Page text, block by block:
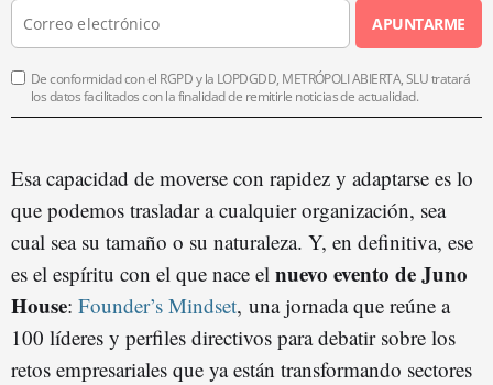
APUNTARME
De conformidad con el RGPD y la LOPDGDD, METRÓPOLI ABIERTA, SLU tratará
los datos facilitados con la finalidad de remitirle noticias de actualidad.
Esa capacidad de moverse con rapidez y adaptarse es lo
que podemos trasladar a cualquier organización, sea
cual sea su tamaño o su naturaleza. Y, en definitiva, ese
es el espíritu con el que nace el nuevo evento de Juno
House: Founder’s Mindset, una jornada que reúne a
100 líderes y perfiles directivos para debatir sobre los
retos empresariales que ya están transformando sectores